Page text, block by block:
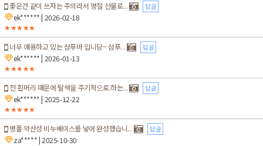
좋은건 같이 쓰자는 주의라서 명절 선물로... 답글
ek******| 2026-02-18
★★★★★
너무 애용하고 있는 샴푸바 입니당~ 샴푸... 답글
ek******| 2026-01-13
★★★★★
전 흰머리 때문에 탈색을 주기적으로.하는... 답글
ek******| 2025-12-22
★★★★★
병풀 약산성 비누베이스를 넣어 완성했습니... 답글
za*****| 2025-10-30